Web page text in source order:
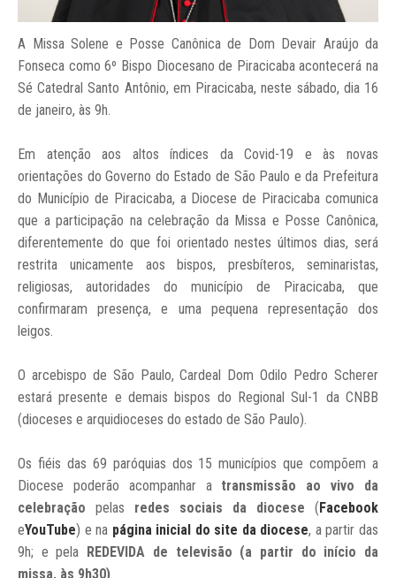
A Missa Solene e Posse Canônica de Dom Devair Araújo da
Fonseca como 6º Bispo Diocesano de Piracicaba acontecerá na
Sé Catedral Santo Antônio, em Piracicaba, neste sábado, dia 16
de janeiro, às 9h.
Em atenção aos altos índices da Covid-19 e às novas
orientações do Governo do Estado de São Paulo e da Prefeitura
do Município de Piracicaba, a Diocese de Piracicaba comunica
que a participação na celebração da Missa e Posse Canônica,
diferentemente do que foi orientado nestes últimos dias, será
restrita unicamente aos bispos, presbíteros, seminaristas,
religiosas, autoridades do município de Piracicaba, que
confirmaram presença, e uma pequena representação dos
leigos.
O arcebispo de São Paulo, Cardeal Dom Odilo Pedro Scherer
estará presente e demais bispos do Regional Sul-1 da CNBB
(dioceses e arquidioceses do estado de São Paulo).
Os fiéis das 69 paróquias dos 15 municípios que compõem a
Diocese poderão acompanhar a transmissão ao vivo da
celebração pelas redes sociais da diocese (Facebook
eYouTube) e na página inicial do site da diocese, a partir das
9h; e pela REDEVIDA de televisão (a partir do início da
missa, às 9h30).